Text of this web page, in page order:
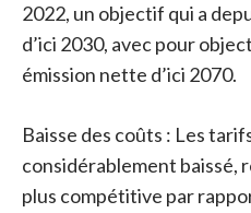
2022, un objectif qui a
d’ici 2030, avec pour
émission nette d’ici 2070.
Baisse des coûts : Les
considérablement baissé,
plus compétitive par